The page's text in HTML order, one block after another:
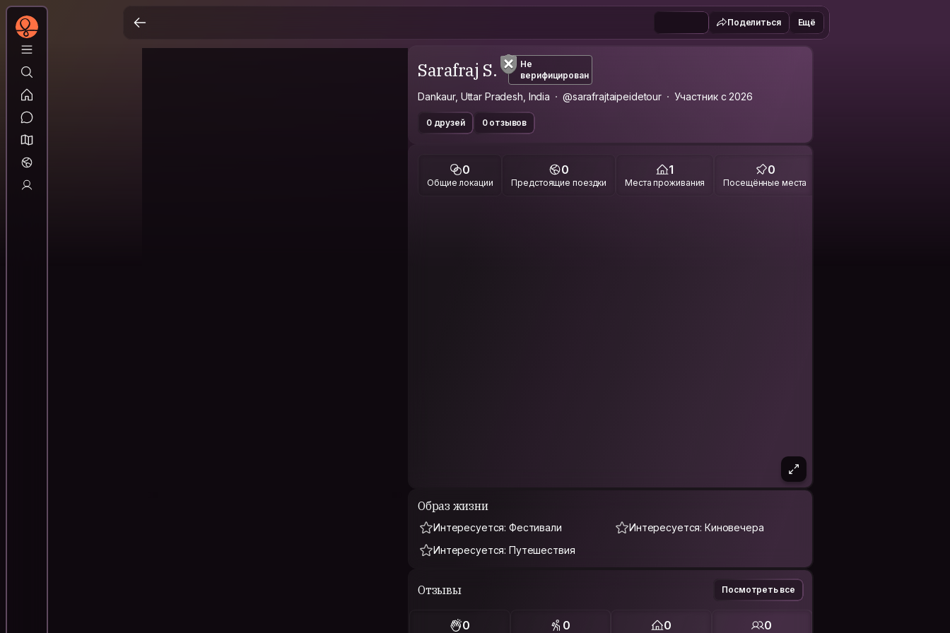
Поделиться Ещё
Sarafraj S.
Не
верифицирован
Dankaur, Uttar Pradesh, India @sarafrajtaipeidetour Участник с 2026
0 друзей 0 отзывов
0
Общие локации
0
Предстоящие поездки
1
Места проживания
0
Посещённые места
Образ жизни
Интересуется: Фестивали
Интересуется: Киновечера
Интересуется: Путешествия
Отзывы Посмотреть все
0 0 0 0